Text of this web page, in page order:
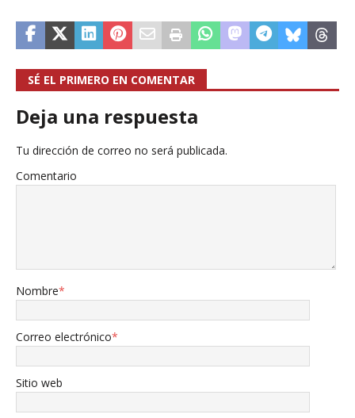
SÉ EL PRIMERO EN COMENTAR
Deja una respuesta
Tu dirección de correo no será publicada.
Comentario
Nombre*
Correo electrónico*
Sitio web